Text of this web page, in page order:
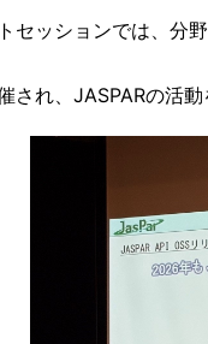
セッションでは、分
され、JASPARの活